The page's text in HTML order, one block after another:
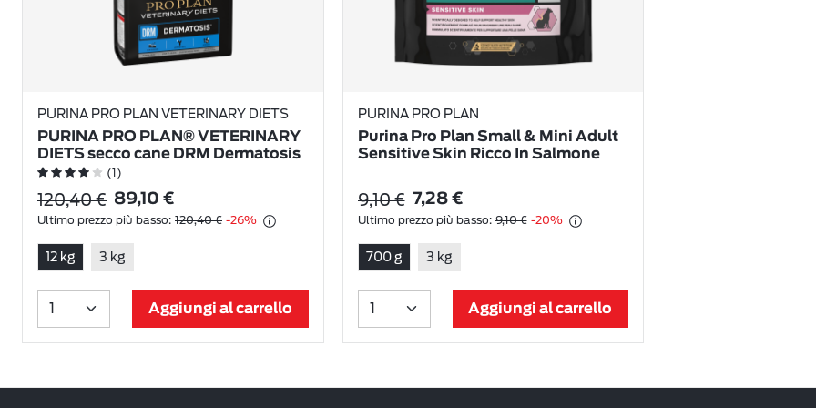
PURINA PRO PLAN VETERINARY DIETS
PURINA PRO PLAN® VETERINARY
DIETS secco cane DRM Dermatosis
(1)
120,40 € 89,10 €
Ultimo prezzo più basso: 120,40 € -26%
12 kg 3 kg
Aggiungi al carrello
PURINA PRO PLAN
Purina Pro Plan Small & Mini Adult
Sensitive Skin Ricco In Salmone
9,10 € 7,28 €
Ultimo prezzo più basso: 9,10 € -20%
700 g 3 kg
Aggiungi al carrello